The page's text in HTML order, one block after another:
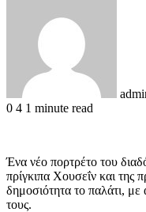
0 4 1 minute read
Ένα νέο πορτρέτο του
πρίγκιπα Χουσεΐν και της
δημοσιότητα το παλάτι, με
τους.